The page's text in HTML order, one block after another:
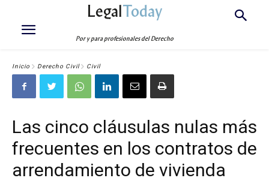
LegalToday
Por y para profesionales del Derecho
Inicio Derecho Civil Civil
Las cinco cláusulas nulas más
frecuentes en los contratos de
arrendamiento de vivienda